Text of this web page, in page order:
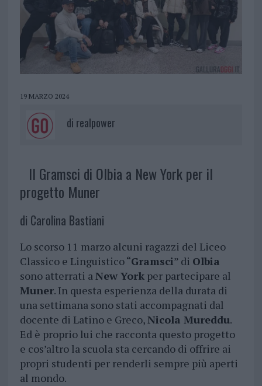
19 MARZO 2024
di realpower
Il Gramsci di Olbia a New York per il
progetto Muner
di Carolina Bastiani
Lo scorso 11 marzo alcuni ragazzi del Liceo
Classico e Linguistico “Gramsci” di Olbia
sono atterrati aNew Yorkper partecipare al
Muner. In questa esperienza della durata di
una settimana sono stati accompagnati dal
docente di Latino e Greco,Nicola Mureddu.
Ed è proprio lui che racconta questo progetto
e cos’altro la scuola sta cercando di offrire ai
propri studenti per renderli sempre più aperti
al mondo.